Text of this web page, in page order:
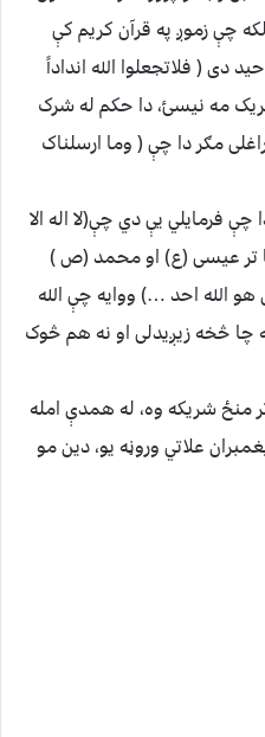
چې زموږ په قرآن کریم کې
21-22)همدا توحید دی ( فلاتجعلوا الله انداداً
مه نیسئ، دا حکم له شرک
مګر دا چې ( وما ارسلناک
فرمایلي یې دي چې(لا اله الا
تر عیسی (ع) او محمد (ص )
الله احد …) ووایه چې الله
چا څخه زیږیدلی او نه هم څوک
منځ شریکه وه، له همدې امله
علاتي وروڼه یو، دین مو